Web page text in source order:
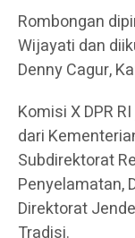
Rombongan
Wijayati dan
Denny Cagur,
Komisi X DPR
dari
Subdirektorat
Penyelamatan,
Direktorat
Tradisi.